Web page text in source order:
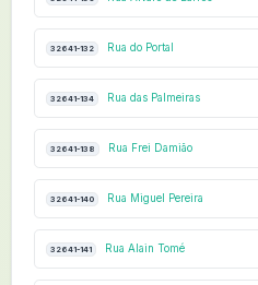
32641-132 Rua do Portal
32641-134 Rua das Palmeiras
32641-138 Rua Frei Damião
32641-140 Rua Miguel Pereira
32641-141 Rua Alain Tomé